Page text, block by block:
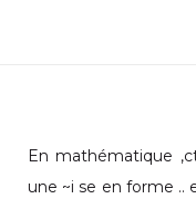
En mathématique
une ~i se en forme ..